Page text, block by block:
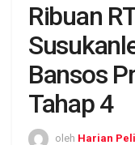
Ribuan
Bansos
Tahap 4
oleh Harian